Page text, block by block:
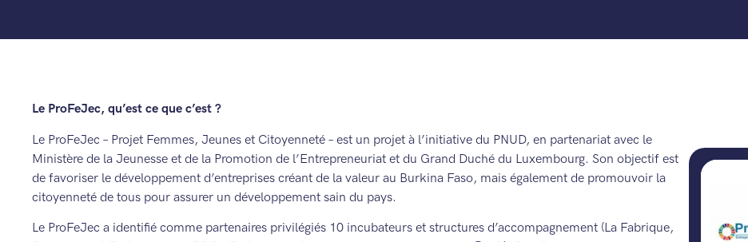
Le ProFeJec, qu’est ce que c’est ?
Le ProFeJec – Projet Femmes, Jeunes et Citoyenneté – est un projet à l’initiative du PNUD, en partenariat avec le
Ministère de la Jeunesse et de la Promotion de l’Entrepreneuriat et du Grand Duché du Luxembourg. Son objectif est
de favoriser le développement d’entreprises créant de la valeur au Burkina Faso, mais également de promouvoir la
citoyenneté de tous pour assurer un développement sain du pays.
Le ProFeJec a identifié comme partenaires privilégiés 10 incubateurs et structures d’accompagnement (La Fabrique,